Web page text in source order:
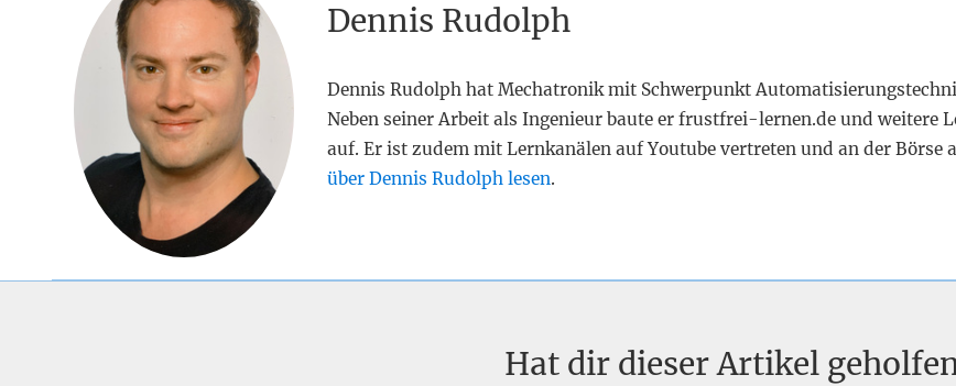
Dennis Rudolph
Dennis Rudolph hat Mechatronik mit Schwerpunkt
Neben seiner Arbeit als Ingenieur baute er frustfrei-lernen.de und weitere
auf. Er ist zudem mit Lernkanälen auf Youtube vertreten und an der Börse
über Dennis Rudolph lesen.
Hat dir dieser Artikel